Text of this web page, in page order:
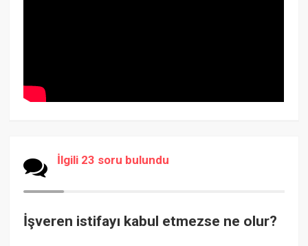
İlgili 23 soru bulundu
İşveren istifayı kabul etmezse ne olur?